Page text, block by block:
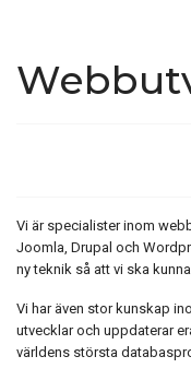
Vi är specialister inom
Joomla, Drupal och
ny teknik så att vi ska
Vi har även stor kunskap
utvecklar och uppdaterar
världens största